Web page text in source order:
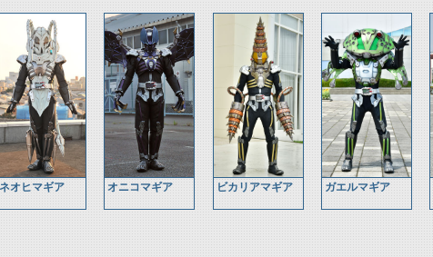
ネオヒマギア オニコマギア ビカリアマギア ガエルマギア